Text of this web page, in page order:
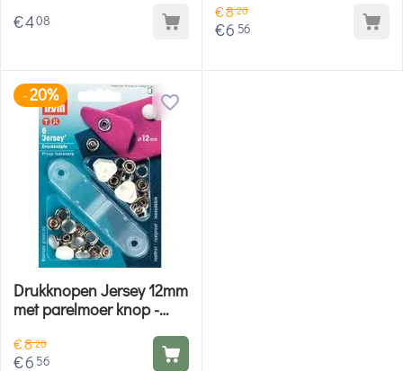
€408 €820
€6 56
-20%
Drukknopen Jersey 12mm
met parelmoer knop -
€820
€6 56